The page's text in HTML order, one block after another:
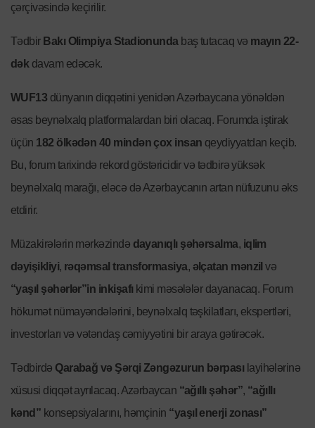
çərçivəsində keçirilir.
Tədbir Bakı Olimpiya Stadionundabaş tutacaq və mayın 22-
dək davam edəcək.
WUF13 dünyanın diqqətini yenidən Azərbaycana yönəldən
əsas beynəlxalq platformalardan biri olacaq. Forumda iştirak
üçün 182 ölkədən 40 mindən çox insan qeydiyyatdan keçib.
Bu, forum tarixində rekord göstəricidir və tədbirə yüksək
beynəlxalq marağı, eləcə də Azərbaycanın artan nüfuzunu əks
etdirir.
Müzakirələrin mərkəzində dayanıqlı şəhərsalma, iqlim
dəyişikliyi, rəqəmsal transformasiya, əlçatan mənzil və
“yaşıl şəhərlər”in inkişafı kimi məsələlər dayanacaq. Forum
hökumət nümayəndələrini, beynəlxalq təşkilatları, ekspertləri,
investorları və vətəndaş cəmiyyətini bir araya gətirəcək.
Tədbirdə Qarabağ və Şərqi Zəngəzurun bərpası layihələrinə
xüsusi diqqət ayrılacaq. Azərbaycan “ağıllı şəhər”, “ağıllı
kənd” konsepsiyalarını, həmçinin “yaşıl enerji zonası”